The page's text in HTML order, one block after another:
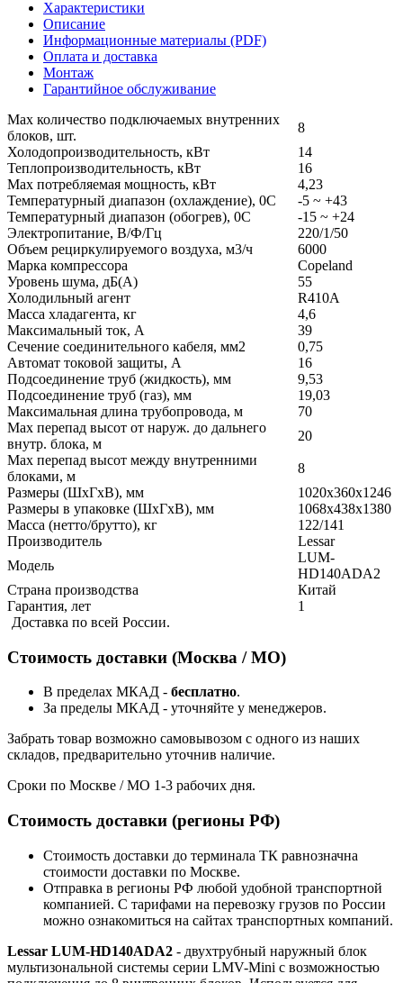
Характеристики
Описание
Информационные материалы (PDF)
Оплата и доставка
Монтаж
Гарантийное обслуживание
Max количество подключаемых внутренних
блоков, шт.
8
Холодопроизводительность, кВт
14
Теплопроизводительность, кВт
16
Max потребляемая мощность, кВт
4,23
Температурный диапазон (охлаждение), 0С
-5 ~ +43
Температурный диапазон (обогрев), 0С
-15 ~ +24
Электропитание, В/Ф/Гц
220/1/50
Объем рециркулируемого воздуха, м3/ч
6000
Марка компрессора
Copeland
Уровень шума, дБ(А)
55
Холодильный агент
R410A
Масса хладагента, кг
4,6
Максимальный ток, А
39
Сечение соединительного кабеля, мм2
0,75
Автомат токовой защиты, А
16
Подсоединение труб (жидкость), мм
9,53
Подсоединение труб (газ), мм
19,03
Максимальная длина трубопровода, м
70
Max перепад высот от наруж. до дальнего
внутр. блока, м
20
Мах перепад высот между внутренними
блоками, м
8
Размеры (ШxГxВ), мм
1020x360x1246
Размеры в упаковке (ШxГxВ), мм
1068x438x1380
Масса (нетто/брутто), кг
122/141
Производитель
Lessar
Модель
LUM-
HD140ADA2
Страна производства
Китай
Гарантия, лет
1
Доставка по всей России.
Стоимость доставки (Москва / МО)
В пределах МКАД - бесплатно.
За пределы МКАД - уточняйте у менеджеров.
Забрать товар возможно самовывозом с одного из наших
складов, предварительно уточнив наличие.
Сроки по Москве / МО 1-3 рабочих дня.
Стоимость доставки (регионы РФ)
Стоимость доставки до терминала ТК равнозначна
стоимости доставки по Москве.
Отправка в регионы РФ любой удобной транспортной
компанией. С тарифами на перевозку грузов по России
можно ознакомиться на сайтах транспортных компаний.
Lessar LUM-HD140ADA2 - двухтрубный наружный блок
мультизональной системы серии LMV-Mini с возможностью